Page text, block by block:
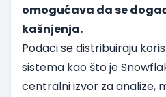
omogućava da se
kašnjenja.
Podaci se distribuiraju
sistema kao što je
centralni izvor za analize,